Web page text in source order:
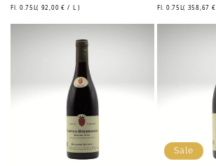
Preis
STÜCKPREIS
Fl. 0.75L( 92,00 € / pro
L )
Preis
STÜCKPREIS
Fl. 0.75L( 358,67 €
Sale